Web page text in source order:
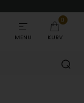
MENU
0
KURV